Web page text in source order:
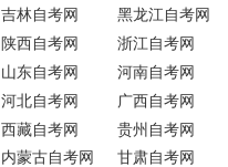
吉林自考网
黑龙江自考网
陕西自考网
浙江自考网
山东自考网
河南自考网
河北自考网
广西自考网
西藏自考网
贵州自考网
内蒙古自考网 甘肃自考网